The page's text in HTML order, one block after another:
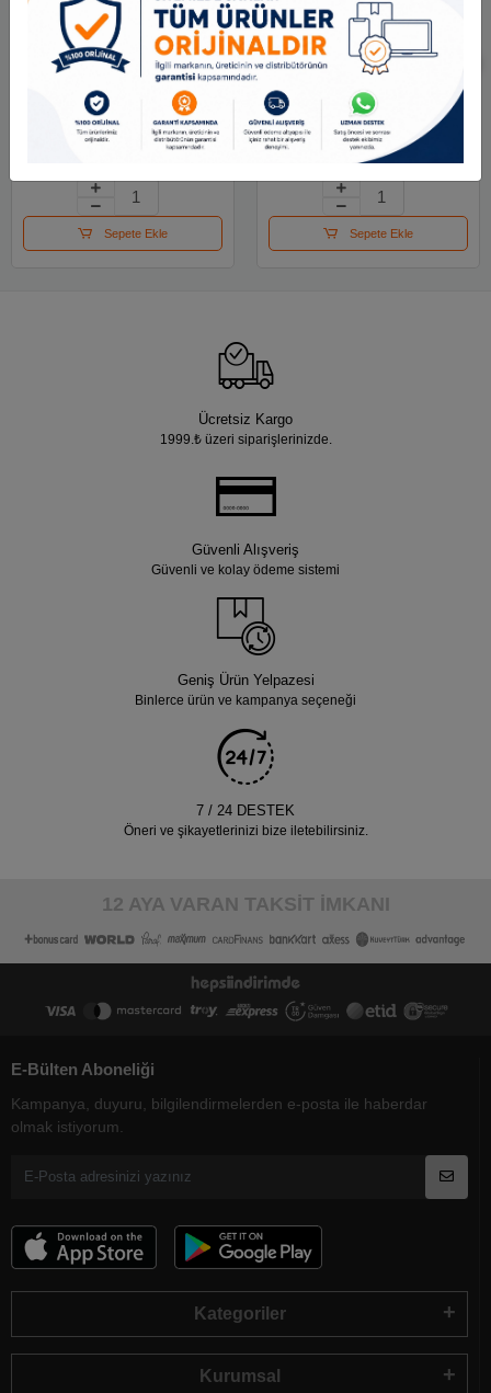
Mas Toplu İğne Nikel
28 Mm 20 Gr 330
Sepete Ekle
Maped Kıskaç (klips)
Metal 32 Mm 4 Lü
Renk 036100
100.74 TL
Sepete Ekle
Ücretsiz Kargo
1999.₺ üzeri siparişlerinizde.
Güvenli Alışveriş
Güvenli ve kolay ödeme sistemi
Geniş Ürün Yelpazesi
Binlerce ürün ve kampanya seçeneği
7 / 24 DESTEK
Öneri ve şikayetlerinizi bize iletebilirsiniz.
12 AYA VARAN TAKSİT İMKANI
E-Bülten Aboneliği
Kampanya, duyuru, bilgilendirmelerden e-posta ile haberdar
olmak istiyorum.
Kategoriler
Kurumsal